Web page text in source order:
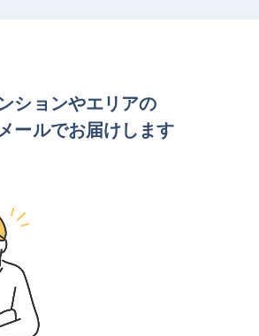
ションやエリアの
ールでお届けします